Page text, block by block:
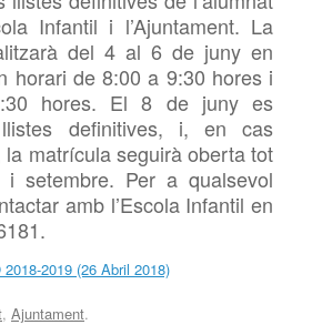
Infantil i l’Ajuntament. La
del 4 al 6 de juny en
horari de 8:00 a 9:30 hores i
hores. El 8 de juny es
definitives, i, en cas
la matrícula seguirà oberta tot
setembre. Per a qualsevol
amb l’Escola Infantil en
2019 (26 Abril 2018)
, Ajuntament.